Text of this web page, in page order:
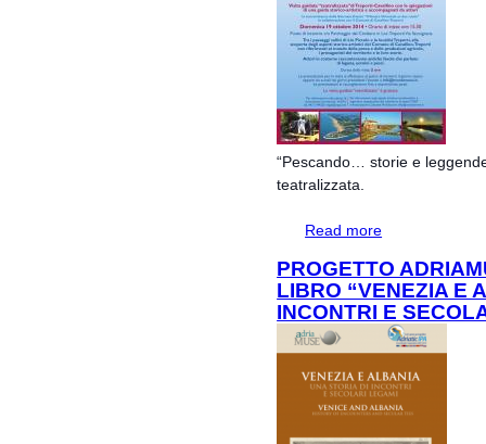
“Pescando… storie e
teatralizzata.
Read more
PROGETTO
LIBRO “VENEZIA E
INCONTRI E